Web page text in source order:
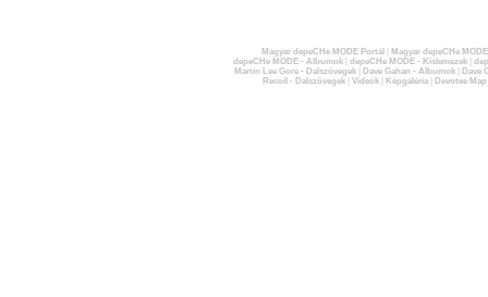
Magyar depeCHe MODE Portál
Magyar depeCHe
depeCHe MODE - Albumok| depeCHe MODE - Kislemezek|
Martin Lee Gore - Dalszövegek| Dave Gahan - Albumok|
Dave
Recoil - Dalszövegek| Videók| Képgaléria| Devotee Map